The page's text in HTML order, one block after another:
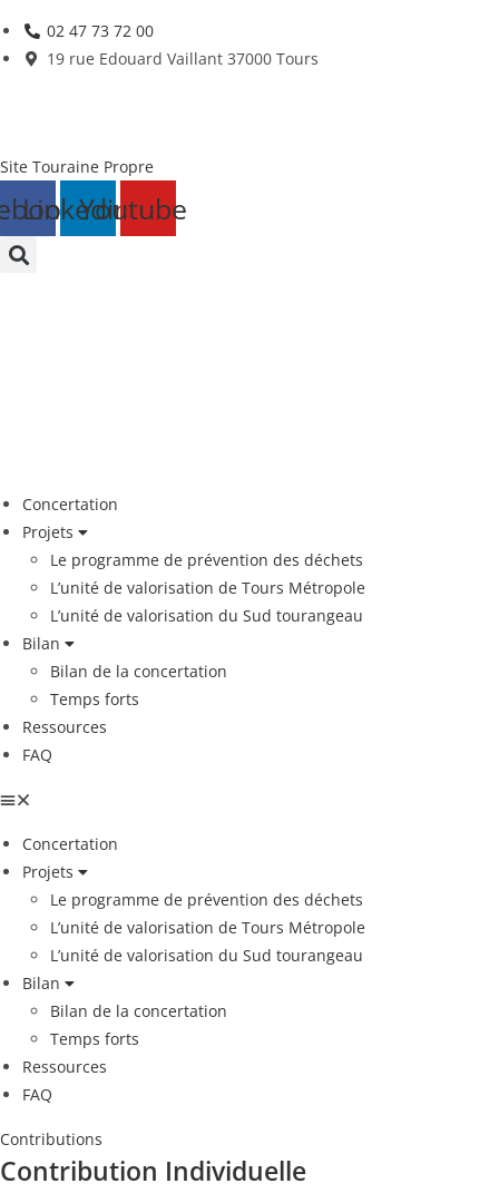
Skip
to
02 47 73 72 00
19 rue Edouard Vaillant 37000 Tours
Site Touraine Propre
LinkedinYoutube
Concertation
Projets
Le programme de prévention des déchets
L’unité de valorisation de Tours Métropole
L’unité de valorisation du Sud tourangeau
Bilan
Bilan de la concertation
Temps forts
Ressources
FAQ
Concertation
Projets
Le programme de prévention des déchets
L’unité de valorisation de Tours Métropole
L’unité de valorisation du Sud tourangeau
Bilan
Bilan de la concertation
Temps forts
Ressources
FAQ
Contributions
Contribution Individuelle